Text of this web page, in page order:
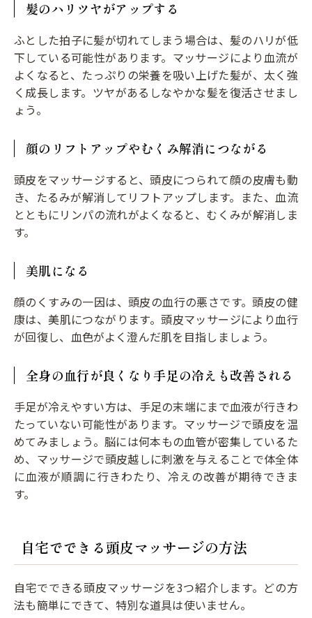
髪のハリツヤがアップする
ふとした拍子に髪が切れてしまう場合は、髪のハリが低
下している可能性があります。マッサージにより血流が
よくなると、たっぷりの栄養を吸い上げた髪が、太く強
く成長します。ツヤがあるしなやかな髪を復活させまし
ょう。
顔のリフトアップやむくみ解消につながる
頭皮をマッサージすると、頭皮につられて顔の皮膚も動
き、たるみが解消してリフトアップします。また、血流
とともにリンパの流れがよくなると、むくみが解消しま
す。
美肌になる
顔のくすみの一因は、頭皮の血行の悪さです。頭皮の健
康は、美肌につながります。頭皮マッサージにより血行
が回復し、血色がよく澄んだ肌を目指しましょう。
全身の血行が良くなり手足の冷えも改善される
手足が冷えやすい方は、手足の末端にまで血液が行きわ
たっていない可能性があります。マッサージで頭皮を温
めてみましょう。脳には何本もの血管が密集しているた
め、マッサージで頭皮越しに刺激を与えることで体全体
に血液が順調に行きわたり、冷えの改善が期待できま
す。
自宅でできる頭皮マッサージの方法
自宅でできる頭皮マッサージを3つ紹介します。どの方
法も簡単にできて、特別な道具は使いません。